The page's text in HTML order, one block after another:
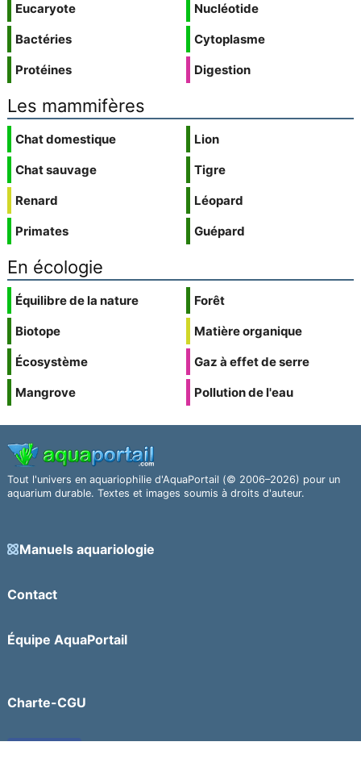
Eucaryote
Bactéries
Protéines
Nucléotide
Cytoplasme
Digestion
Les mammifères
Chat domestique
Chat sauvage
Renard
Primates
Lion
Tigre
Léopard
Guépard
En écologie
Équilibre de la nature
Biotope
Écosystème
Mangrove
Forêt
Matière organique
Gaz à effet de serre
Pollution de l'eau
Tout l'univers en aquariophilie d'AquaPortail (© 2006–2026) pour un
aquarium durable. Textes et images soumis à droits d'auteur.
Manuels aquariologie
Contact
Équipe AquaPortail
Charte-CGU